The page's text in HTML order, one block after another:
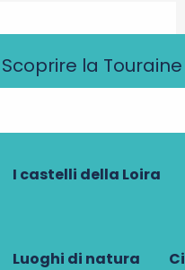
Scoprire la Touraine
I castelli della Loira
Luoghi di natura